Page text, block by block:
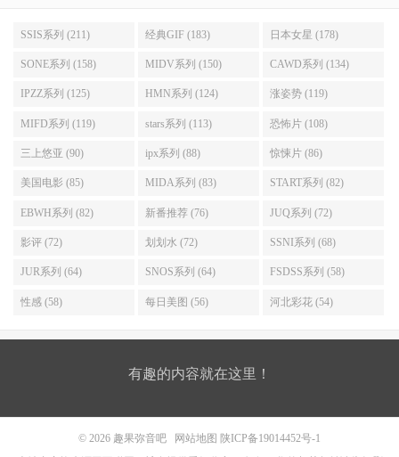
SSIS系列 (211) 经典GIF (183) 日本女星 (178)
SONE系列 (158) MIDV系列 (150) CAWD系列 (134)
IPZZ系列 (125) HMN系列 (124) 涨姿势 (119)
MIFD系列 (119) stars系列 (113) 恐怖片 (108)
三上悠亚 (90) ipx系列 (88) 惊悚片 (86)
美国电影 (85) MIDA系列 (83) START系列 (82)
EBWH系列 (82) 新番推荐 (76) JUQ系列 (72)
影评 (72) 划划水 (72) SSNI系列 (68)
JUR系列 (64) SNOS系列 (64) FSDSS系列 (58)
性感 (58) 每日美图 (56) 河北彩花 (54)
有趣的内容就在这里！
© 2026 趣果弥音吧 网站地图 陕ICP备19014452号-1